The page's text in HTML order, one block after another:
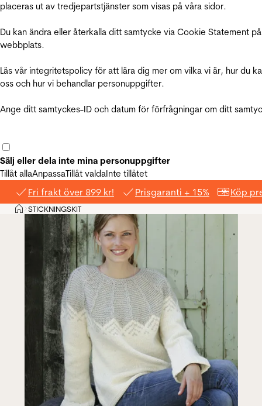
placeras ut av tredjepartstjänster som visas på våra sidor.
Du kan ändra eller återkalla ditt samtycke via Cookie Statement
webbplats.
Läs vår integritetspolicy för att lära dig mer om vilka vi är, hur du
oss och hur vi behandlar personuppgifter.
Ange ditt samtyckes-ID och datum för förfrågningar om ditt
Sälj eller dela inte mina personuppgifter
Tillåt allaAnpassaTillåt valdaInte tillåtet
Fri frakt över 899 kr! Prisgaranti + 15% Köp
Hem
>STICKNINGSKIT